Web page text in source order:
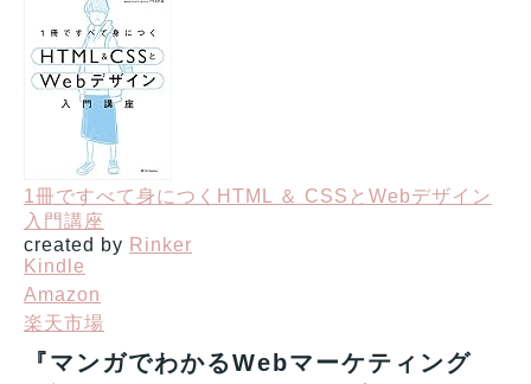
1冊ですべて身につくHTML ＆ CSSとWebデザイン
入門講座
created by Rinker
Kindle
Amazon
楽天市場
『マンガでわかるWebマーケティング